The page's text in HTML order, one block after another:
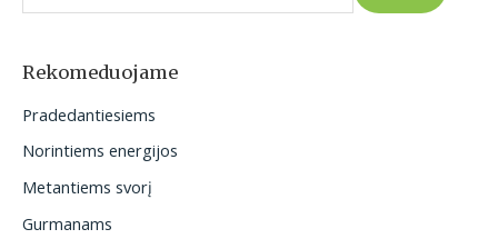
o
:
Rekomeduojame
Pradedantiesiems
Norintiems energijos
Metantiems svorį
Gurmanams